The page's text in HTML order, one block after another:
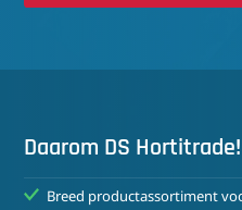
Daarom DS Hortitrade!
Breed productassortiment